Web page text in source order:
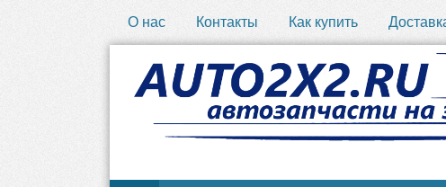
О нас Контакты Как купить